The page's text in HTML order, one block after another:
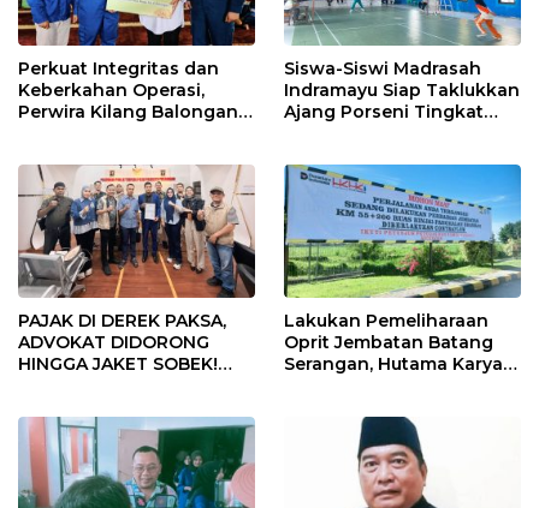
Perkuat Integritas dan
Keberkahan Operasi,
Perwira Kilang Balongan
Siswa-Siswi Madrasah
Indramayu Siap Taklukkan
Ajang Porseni Tingkat
PAJAK DI DEREK PAKSA,
ADVOKAT DIDORONG
HINGGA JAKET SOBEK!
Pekanbaru!
Lakukan Pemeliharaan
Oprit Jembatan Batang
Serangan, Hutama Karya